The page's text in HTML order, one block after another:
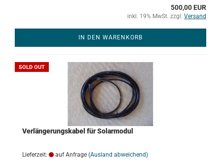
500,00 EUR
inkl. 19% MwSt. zzgl. Versand
IN DEN WARENKORB
SOLD OUT
Verlängerungskabel für Solarmodul
Lieferzeit: auf Anfrage (Ausland abweichend)